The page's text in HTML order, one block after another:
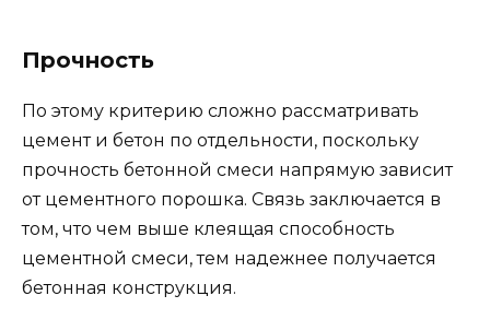
Прочность
По этому критерию сложно рассматривать
цемент и бетон по отдельности, поскольку
прочность бетонной смеси напрямую зависит
от цементного порошка. Связь заключается в
том, что чем выше клеящая способность
цементной смеси, тем надежнее получается
бетонная конструкция.